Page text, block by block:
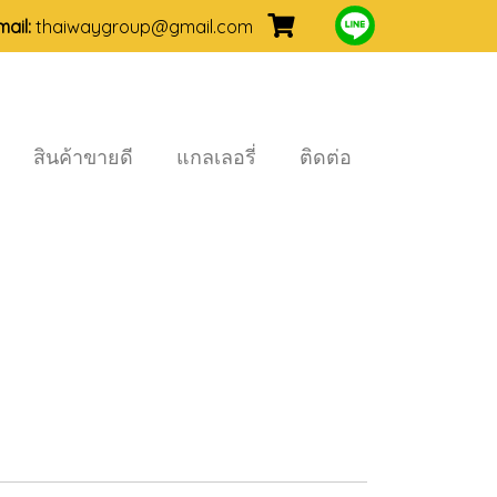
thaiwaygroup@gmail.com
สินค้าขายดี แกลเลอรี่ ติดต่อ